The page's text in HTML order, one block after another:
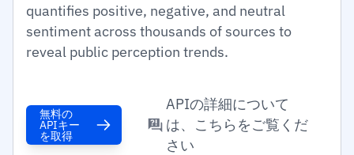
quantifies positive, negative, and neutral
sentiment across thousands of sources to
reveal public perception trends.
無料の
APIキー
を取得
APIの詳細について
は、こちらをご覧くだ
さい